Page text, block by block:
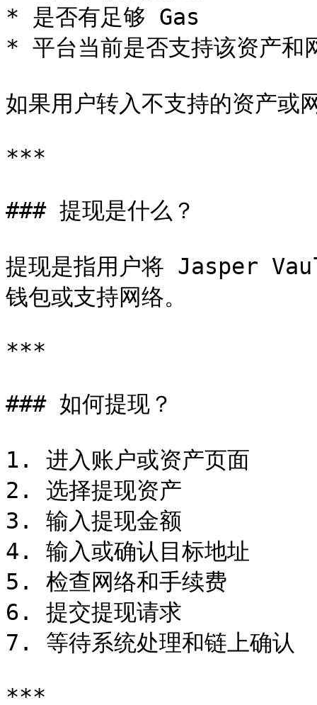
* 是否有足够 Gas
* 平台当前是否支持该资产和
如果用户转入不支持的资产或
***
### 提现是什么？
提现是指用户将 Jasper
钱包或支持网络。
***
### 如何提现？
1. 进入账户或资产页面
2. 选择提现资产
3. 输入提现金额
4. 输入或确认目标地址
5. 检查网络和手续费
6. 提交提现请求
7. 等待系统处理和链上确认
***